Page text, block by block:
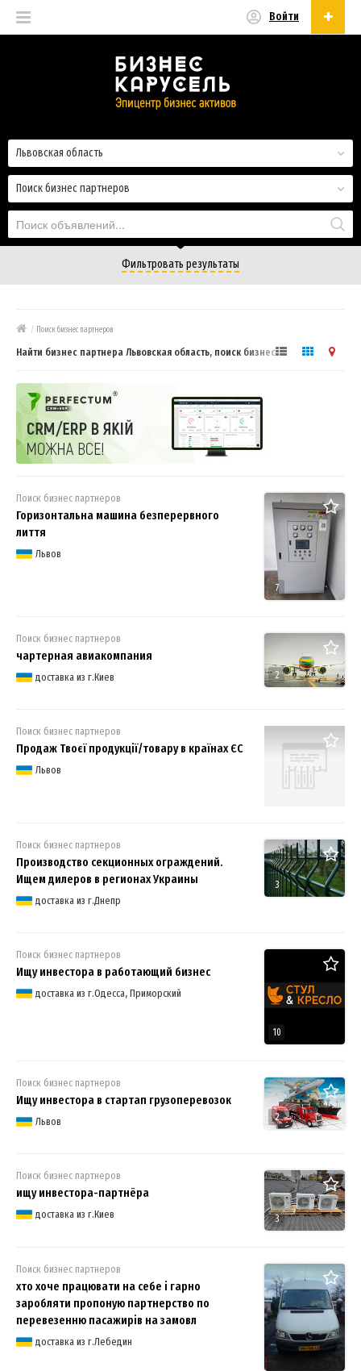
Войти
Поиск бизнес партнеров
Львовская область
Фильтровать результаты
/ Поиск бизнес партнеров
Найти бизнес партнера Львовская область, поиск бизнес партнеров
7
Поиск бизнес партнеров
Горизонтальна машина безперервного
лиття
Львов
2
Поиск бизнес партнеров
чартерная авиакомпания
доставка из г.Киев
Поиск бизнес партнеров
Продаж Твоєї продукції/товару в країнах ЄС
Львов
3
Поиск бизнес партнеров
Производство секционных ограждений.
Ищем дилеров в регионах Украины
доставка из г.Днепр
10
Поиск бизнес партнеров
Ищу инвестора в работающий бизнес
доставка из г.Одесса, Приморский
2
Поиск бизнес партнеров
Ищу инвестора в стартап грузоперевозок
Львов
3
Поиск бизнес партнеров
ищу инвестора-партнёра
доставка из г.Киев
Поиск бизнес партнеров
хто хоче працювати на себе і гарно
заробляти пропоную партнерство по
перевезенню пасажирів на замовл
доставка из г.Лебедин